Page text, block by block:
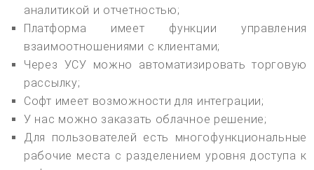
аналитикой и отчетностью;
Платформа имеет функции управления
взаимоотношениями с клиентами;
Через УСУ можно автоматизировать торговую
рассылку;
Софт имеет возможности для интеграции;
У нас можно заказать облачное решение;
Для пользователей есть многофункциональные
рабочие места с разделением уровня доступа к